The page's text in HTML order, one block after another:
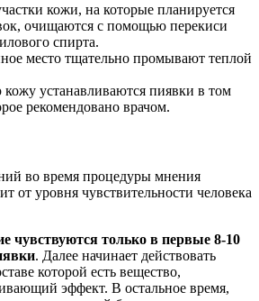
кожи, на которые планируется
очищаются с помощью перекиси
спирта.
место тщательно промывают теплой
устанавливаются пиявки в том
рекомендовано врачом.
во время процедуры мнения
от уровня чувствительности человека
чувствуются только в первые 8-10
. Далее начинает действовать
которой есть вещество,
эффект. В остальное время,